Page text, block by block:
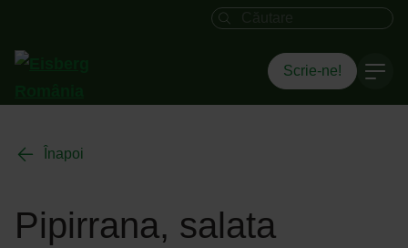
Câmpul de căutare
Scrie-ne!
Înapoi
Pipirrana, salata